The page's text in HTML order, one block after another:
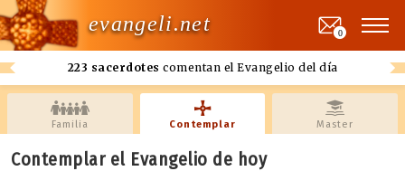
evangeli.net
223 sacerdotes comentan el Evangelio del día
0
Familia Contemplar Master
Contemplar el Evangelio de hoy